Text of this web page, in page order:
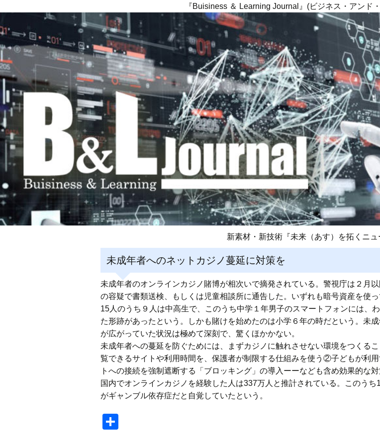
『Buisiness ＆ Learning Journal』(ビジネス・アンド
新素材・新技術『未来（あす）を拓くニュ
未成年者へのネットカジノ蔓延に対策を
未成年者のオンラインカジノ賭博が相次いで摘発されている。警視庁は２月
の容疑で書類送検、もしくは児童相談所に通告した。いずれも暗号資産を使
15人のうち９人は中高生で、このうち中学１年男子のスマートフォンには、
た形跡があったという。しかも賭けを始めたのは小学６年の時だという。未
が広がっていた状況は極めて深刻で、驚くほかかない。
未成年者への蔓延を防ぐためには、まずカジノに触れさせない環境をつくる
覧できるサイトや利用時間を、保護者が制限する仕組みを使う②子どもが利
トへの接続を強制遮断する「ブロッキング」の導入ーーなども含め効果的な
国内でオンラインカジノを経験した人は337万人と推計されている。このう
がギャンブル依存症だと自覚していたという。